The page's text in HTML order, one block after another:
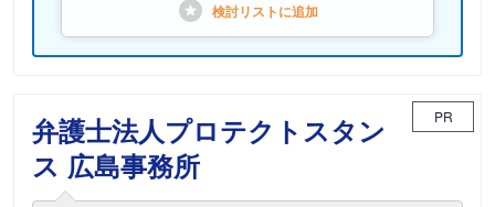
検討リストに追加
弁護士法人プロテクトスタン
ス 広島事務所
PR